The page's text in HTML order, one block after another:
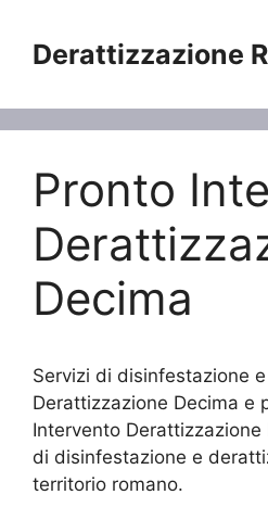
contenuto
Derattizzazione
Pronto
Decima
Servizi di disinfestazione
Derattizzazione Decima e
Intervento
di disinfestazione e
territorio romano.